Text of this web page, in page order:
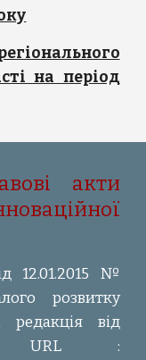
на період
акти
12.01.2015 №
розвитку
від
URL :